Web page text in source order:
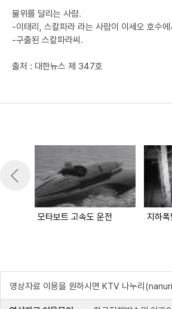
물위를 달리는 사람.
-이태리, 스칼파라 라는 사람이 이세오 호수
-구출된 스칼파라씨.
출처 : 대한뉴스 제 347호
모타보트 고속도 운전 지하
영상자료 이용을 원하시면 KTV 나누리